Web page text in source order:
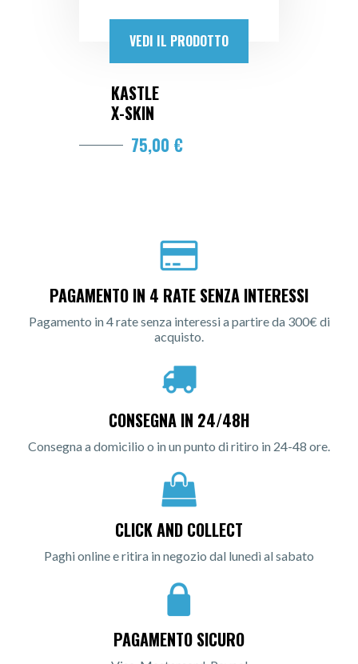
VEDI IL PRODOTTO
KASTLE
X-SKIN
75,00 €
PAGAMENTO IN 4 RATE SENZA INTERESSI
Pagamento in 4 rate senza interessi a partire da 300€ di
acquisto.
CONSEGNA IN 24/48H
Consegna a domicilio o in un punto di ritiro in 24-48 ore.
CLICK AND COLLECT
Paghi online e ritira in negozio dal lunedì al sabato
PAGAMENTO SICURO